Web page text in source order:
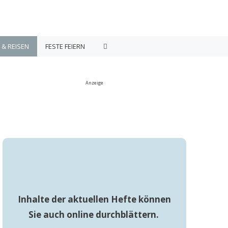
REISEN FESTE FEIERN
Anzeige
Inhalte der aktuellen Hefte können
Sie auch online durchblättern.